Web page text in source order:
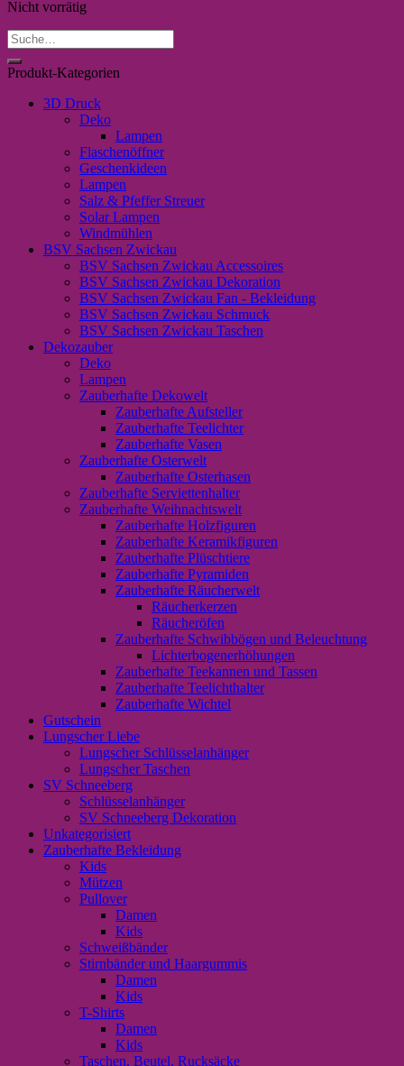
Nicht vorrätig
Suche
nach:
Produkt-Kategorien
3D Druck
Deko
Lampen
Flaschenöffner
Geschenkideen
Lampen
Salz & Pfeffer Streuer
Solar Lampen
Windmühlen
BSV Sachsen Zwickau
BSV Sachsen Zwickau Accessoires
BSV Sachsen Zwickau Dekoration
BSV Sachsen Zwickau Fan - Bekleidung
BSV Sachsen Zwickau Schmuck
BSV Sachsen Zwickau Taschen
Dekozauber
Deko
Lampen
Zauberhafte Dekowelt
Zauberhafte Aufsteller
Zauberhafte Teelichter
Zauberhafte Vasen
Zauberhafte Osterwelt
Zauberhafte Osterhasen
Zauberhafte Serviettenhalter
Zauberhafte Weihnachtswelt
Zauberhafte Holzfiguren
Zauberhafte Keramikfiguren
Zauberhafte Plüschtiere
Zauberhafte Pyramiden
Zauberhafte Räucherwelt
Räucherkerzen
Räucheröfen
Zauberhafte Schwibbögen und Beleuchtung
Lichterbogenerhöhungen
Zauberhafte Teekannen und Tassen
Zauberhafte Teelichthalter
Zauberhafte Wichtel
Gutschein
Lungscher Liebe
Lungscher Schlüsselanhänger
Lungscher Taschen
SV Schneeberg
Schlüsselanhänger
SV Schneeberg Dekoration
Unkategorisiert
Zauberhafte Bekleidung
Kids
Mützen
Pullover
Damen
Kids
Schweißbänder
Stirnbänder und Haargummis
Damen
Kids
T-Shirts
Damen
Kids
Taschen, Beutel, Rucksäcke